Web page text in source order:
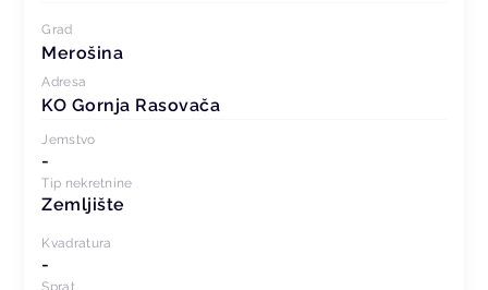
Grad
Merošina
Adresa
KO Gornja Rasovača
Jemstvo
-
Tip nekretnine
Zemljište
Kvadratura
-
Sprat